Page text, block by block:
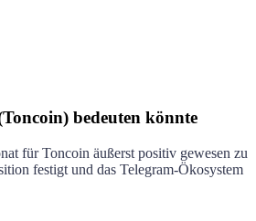
bedeuten könnte
für Toncoin äußerst positiv gewesen zu
festigt und das Telegram-Ökosystem